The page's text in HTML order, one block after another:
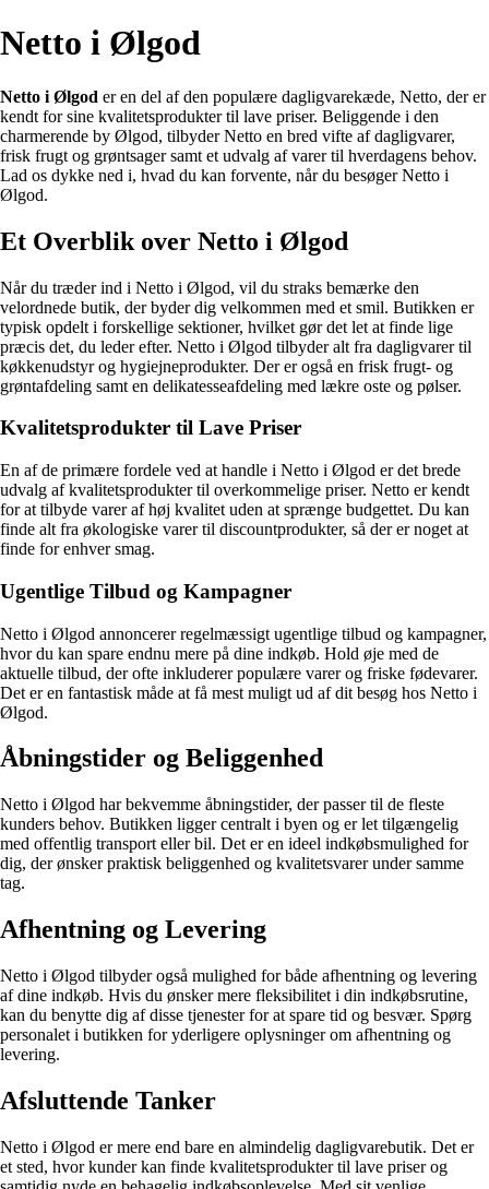
Netto i Ølgod
Netto i Ølgod er en del af den populære dagligvarekæde, Netto, der er
kendt for sine kvalitetsprodukter til lave priser. Beliggende i den
charmerende by Ølgod, tilbyder Netto en bred vifte af dagligvarer,
frisk frugt og grøntsager samt et udvalg af varer til hverdagens behov.
Lad os dykke ned i, hvad du kan forvente, når du besøger Netto i
Ølgod.
Et Overblik over Netto i Ølgod
Når du træder ind i Netto i Ølgod, vil du straks bemærke den
velordnede butik, der byder dig velkommen med et smil. Butikken er
typisk opdelt i forskellige sektioner, hvilket gør det let at finde lige
præcis det, du leder efter. Netto i Ølgod tilbyder alt fra dagligvarer til
køkkenudstyr og hygiejneprodukter. Der er også en frisk frugt- og
grøntafdeling samt en delikatesseafdeling med lækre oste og pølser.
Kvalitetsprodukter til Lave Priser
En af de primære fordele ved at handle i Netto i Ølgod er det brede
udvalg af kvalitetsprodukter til overkommelige priser. Netto er kendt
for at tilbyde varer af høj kvalitet uden at sprænge budgettet. Du kan
finde alt fra økologiske varer til discountprodukter, så der er noget at
finde for enhver smag.
Ugentlige Tilbud og Kampagner
Netto i Ølgod annoncerer regelmæssigt ugentlige tilbud og kampagner,
hvor du kan spare endnu mere på dine indkøb. Hold øje med de
aktuelle tilbud, der ofte inkluderer populære varer og friske fødevarer.
Det er en fantastisk måde at få mest muligt ud af dit besøg hos Netto i
Ølgod.
Åbningstider og Beliggenhed
Netto i Ølgod har bekvemme åbningstider, der passer til de fleste
kunders behov. Butikken ligger centralt i byen og er let tilgængelig
med offentlig transport eller bil. Det er en ideel indkøbsmulighed for
dig, der ønsker praktisk beliggenhed og kvalitetsvarer under samme
tag.
Afhentning og Levering
Netto i Ølgod tilbyder også mulighed for både afhentning og levering
af dine indkøb. Hvis du ønsker mere fleksibilitet i din indkøbsrutine,
kan du benytte dig af disse tjenester for at spare tid og besvær. Spørg
personalet i butikken for yderligere oplysninger om afhentning og
levering.
Afsluttende Tanker
Netto i Ølgod er mere end bare en almindelig dagligvarebutik. Det er
et sted, hvor kunder kan finde kvalitetsprodukter til lave priser og